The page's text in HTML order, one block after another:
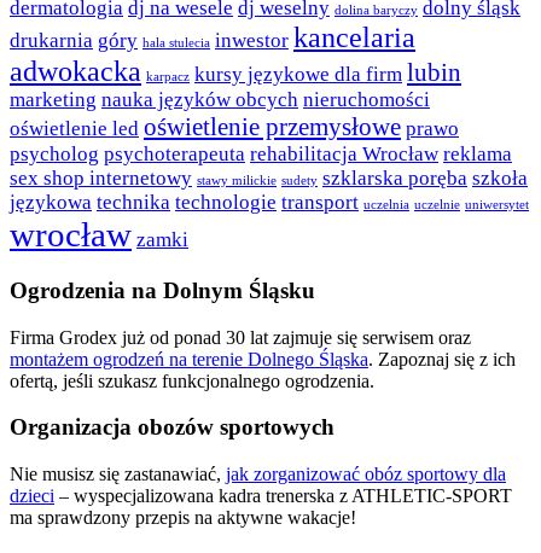
dermatologia dj na wesele dj weselny dolina baryczy dolny śląsk
drukarnia góry hala stulecia inwestor kancelaria
adwokacka karpacz kursy językowe dla firm lubin
marketing nauka języków obcych nieruchomości
oświetlenie led oświetlenie przemysłowe prawo
psycholog psychoterapeuta rehabilitacja Wrocław reklama
sex shop internetowy stawy milickie sudety szklarska poręba szkoła
językowa technika technologie transport uczelnia uczelnie uniwersytet
wrocław zamki
Ogrodzenia na Dolnym Śląsku
Firma Grodex już od ponad 30 lat zajmuje się serwisem oraz
montażem ogrodzeń na terenie Dolnego Śląska. Zapoznaj się z ich
ofertą, jeśli szukasz funkcjonalnego ogrodzenia.
Organizacja obozów sportowych
Nie musisz się zastanawiać, jak zorganizować obóz sportowy dla
dzieci – wyspecjalizowana kadra trenerska z ATHLETIC-SPORT
ma sprawdzony przepis na aktywne wakacje!